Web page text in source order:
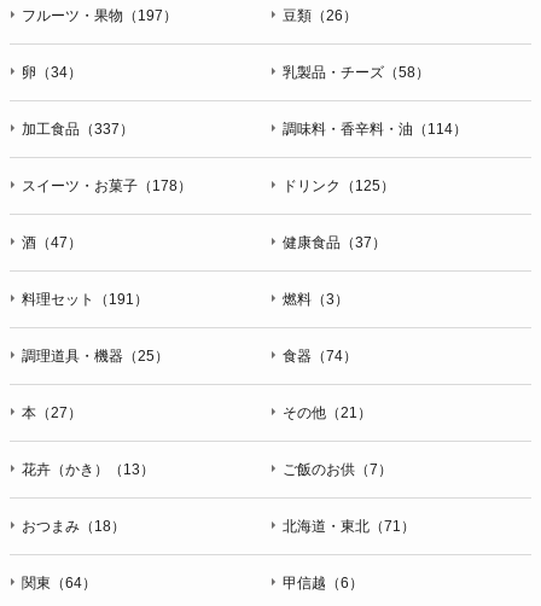
フルーツ・果物（197） 豆類（26）
卵（34） 乳製品・チーズ（58）
加工食品（337） 調味料・香辛料・油（114）
スイーツ・お菓子（178） ドリンク（125）
酒（47） 健康食品（37）
料理セット（191） 燃料（3）
調理道具・機器（25） 食器（74）
本（27） その他（21）
花卉（かき）（13） ご飯のお供（7）
おつまみ（18） 北海道・東北（71）
関東（64） 甲信越（6）